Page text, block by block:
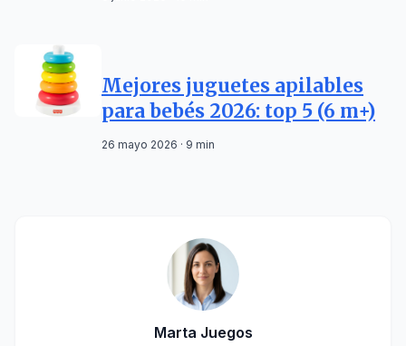
Mejores juguetes apilables
para bebés 2026: top 5 (6 m+)
26 mayo 2026 · 9 min
Marta Juegos